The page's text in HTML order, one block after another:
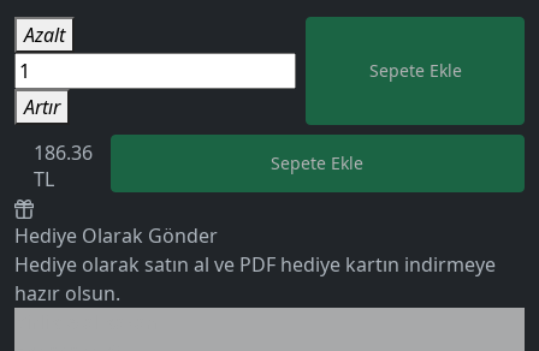
0 değerlendirme
Azalt
Artır
Sepete Ekle
186.36
TL
Sepete Ekle
Hediye Olarak Gönder
Hediye olarak satın al ve PDF hediye kartın indirmeye
hazır olsun.